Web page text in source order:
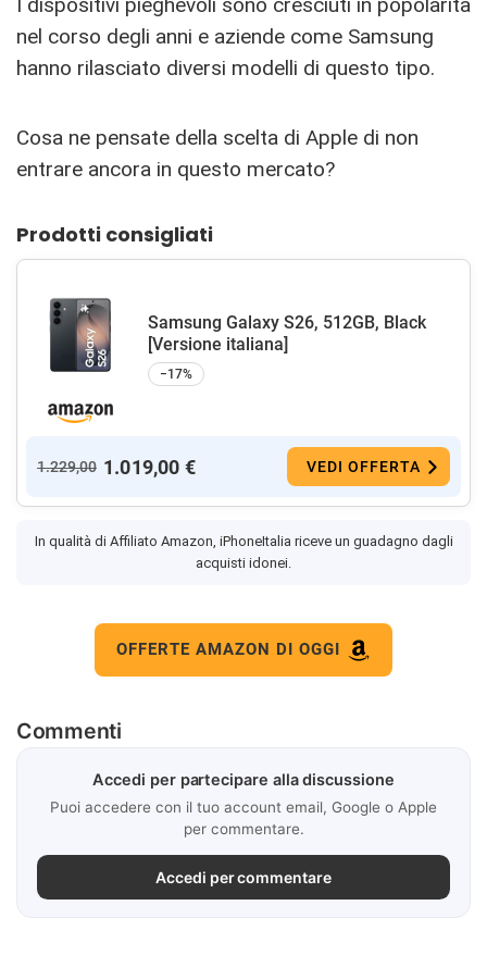
I dispositivi pieghevoli sono cresciuti in popolarità
nel corso degli anni e aziende come Samsung
hanno rilasciato diversi modelli di questo tipo.
Cosa ne pensate della scelta di Apple di non
entrare ancora in questo mercato?
Prodotti consigliati
Samsung Galaxy S26, 512GB, Black
[Versione italiana]
−17%
1.229,00 1.019,00 € VEDI OFFERTA
In qualità di Affiliato Amazon, iPhoneItalia riceve un guadagno dagli
acquisti idonei.
OFFERTE AMAZON DI OGGI
Commenti
Accedi per partecipare alla discussione
Puoi accedere con il tuo account email, Google o Apple
per commentare.
Accedi per commentare